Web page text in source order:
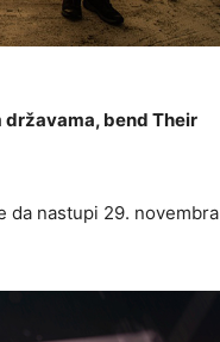
bend Their
da nastupi 29. novembra